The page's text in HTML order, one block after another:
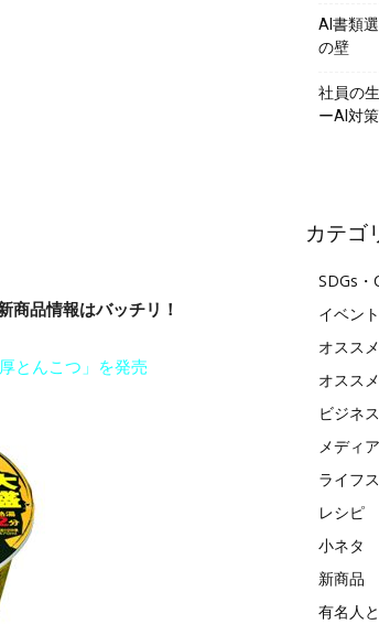
品情報はバッチリ！
とんこつ」を発売
AI書類
の壁
社員の
ーAI対
カテゴ
SDGs・
イベント
オススメ
オスス
ビジネス
メディア
ライフ
レシピ
小ネタ
新商品
有名人